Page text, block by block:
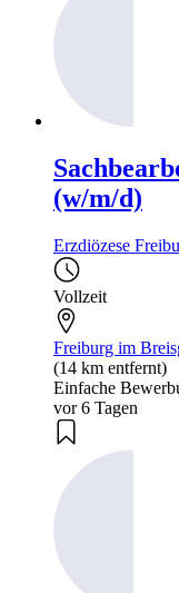
(w/m/d)
Erzdiözese
Vollzeit
Freiburg im
(14 km entfernt)
Einfache
vor 6 Tagen